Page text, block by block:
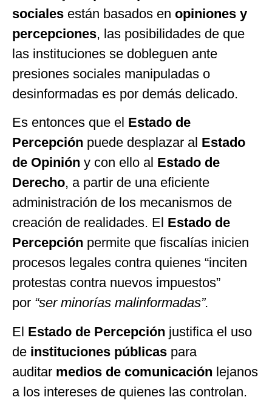
sociales están basados en opiniones y
percepciones, las posibilidades de que
las instituciones se dobleguen ante
presiones sociales manipuladas o
desinformadas es por demás delicado.
Es entonces que el Estado de
Percepción puede desplazar al Estado
de Opinión y con ello al Estado de
Derecho, a partir de una eficiente
administración de los mecanismos de
creación de realidades. El Estado de
Percepción permite que fiscalías inicien
procesos legales contra quienes “inciten
protestas contra nuevos impuestos”
por “ser minorías malinformadas”.
El Estado de Percepción justifica el uso
de instituciones públicas para
auditar medios de comunicación lejanos
a los intereses de quienes las controlan.